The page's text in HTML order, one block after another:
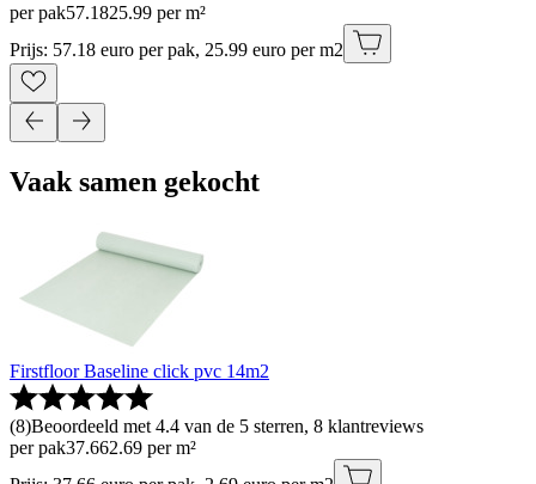
per pak57.1825.99 per m²
Prijs: 57.18 euro per pak, 25.99 euro per m2
Vaak samen gekocht
Firstfloor Baseline click pvc 14m2
(8)Beoordeeld met 4.4 van de 5 sterren, 8 klantreviews
per pak37.662.69 per m²